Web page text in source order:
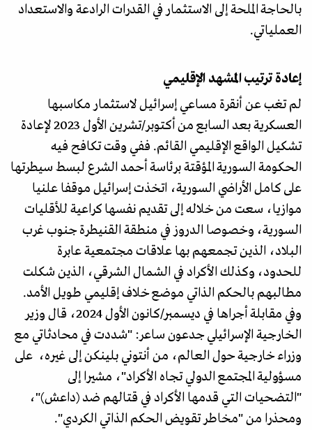
بالحاجة الملحة إلى الاستثمار في القدرات الرادعة والاستعداد
العملياتي.
إعادة ترتيب المشهد الإقليمي
لم تغب عن أنقرة مساعي إسرائيل لاستثمار مكاسبها
العسكرية بعد السابع من أكتوبر/تشرين الأول 2023 لإعادة
تشكيل الواقع الإقليمي القائم. ففي وقت تكافح فيه
الحكومة السورية المؤقتة برئاسة أحمد الشرع لبسط سيطرتها
على كامل الأراضي السورية، اتخذت إسرائيل موقفا علنيا
موازيا، سعت من خلاله إلى تقديم نفسها كراعية للأقليات
السورية، وخصوصا الدروز في منطقة القنيطرة جنوب غرب
البلاد، الذين تجمعهم بها علاقات مجتمعية عابرة
للحدود، وكذلك الأكراد في الشمال الشرقي، الذين شكلت
مطالبهم بالحكم الذاتي موضع خلاف إقليمي طويل الأمد.
وفي مقابلة أجراها في ديسمبر/كانون الأول 2024، قال وزير
الخارجية الإسرائيلي جدعون ساعر: "شددت في محادثاتي مع
وزراء خارجية حول العالم، من أنتوني بلينكن إلى غيره، على
مسؤولية المجتمع الدولي تجاه الأكراد"، مشيرا إلى
"التضحيات التي قدمها الأكراد في قتالهم ضد (داعش)"،
ومحذرا من "مخاطر تقويض الحكم الذاتي الكردي".